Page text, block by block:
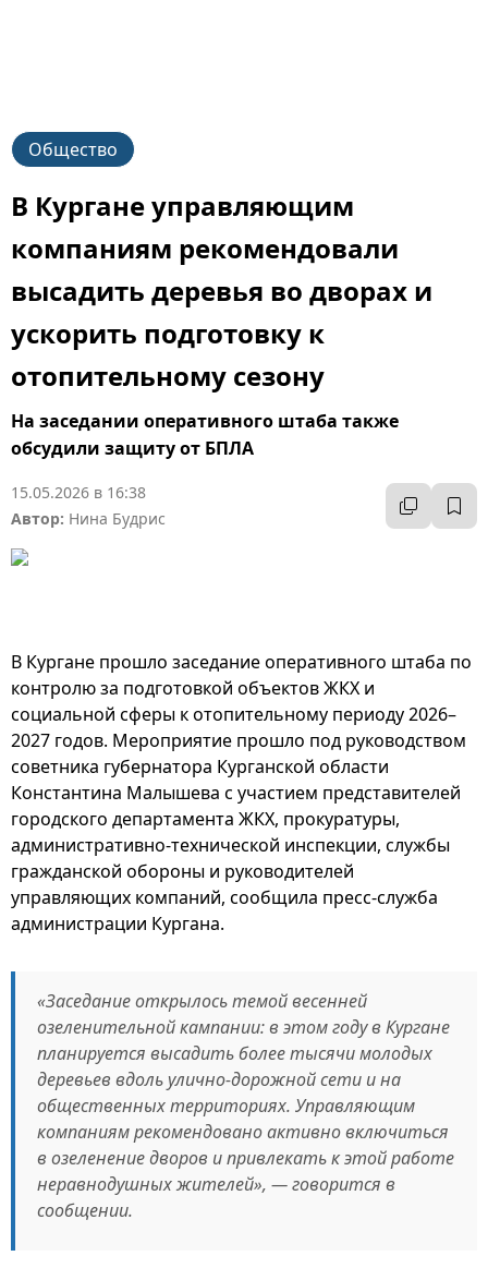
Общество
В Кургане управляющим
компаниям рекомендовали
высадить деревья во дворах и
ускорить подготовку к
отопительному сезону
На заседании оперативного штаба также
обсудили защиту от БПЛА
15.05.2026 в 16:38
Автор: Нина Будрис
В Кургане прошло заседание оперативного штаба по
контролю за подготовкой объектов ЖКХ и
социальной сферы к отопительному периоду 2026–
2027 годов. Мероприятие прошло под руководством
советника губернатора Курганской области
Константина Малышева с участием представителей
городского департамента ЖКХ, прокуратуры,
административно-технической инспекции, службы
гражданской обороны и руководителей
управляющих компаний, сообщила пресс-служба
администрации Кургана.
«Заседание открылось темой весенней
озеленительной кампании: в этом году в Кургане
планируется высадить более тысячи молодых
деревьев вдоль улично-дорожной сети и на
общественных территориях. Управляющим
компаниям рекомендовано активно включиться
в озеленение дворов и привлекать к этой работе
неравнодушных жителей», — говорится в
сообщении.